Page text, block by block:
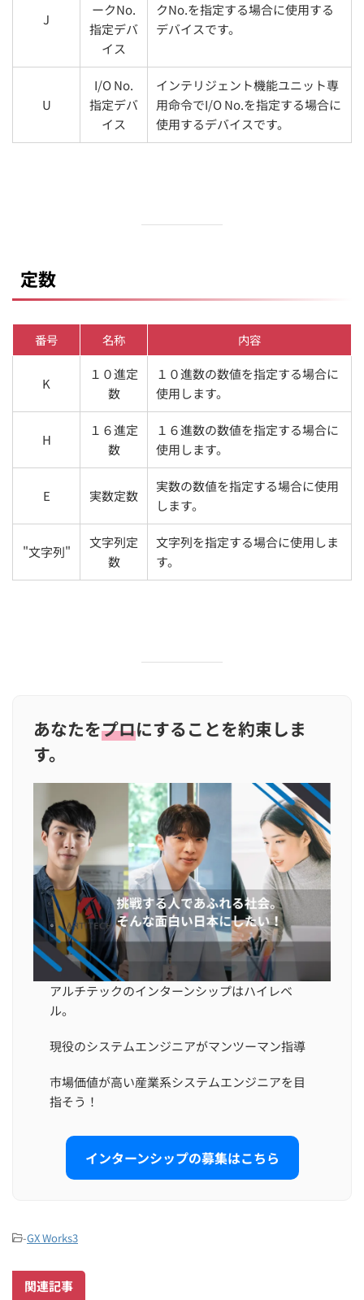
J
ークNo.
指定デバ
イス
クNo.を指定する場合に使用する
デバイスです。
U
I/O No.
指定デバ
イス
インテリジェント機能ユニット専
用命令でI/O No.を指定する場合に
使用するデバイスです。
定数
番号 名称 内容
K
１０進定
数
１０進数の数値を指定する場合に
使用します。
H
１６進定
数
１６進数の数値を指定する場合に
使用します。
E 実数定数
実数の数値を指定する場合に使用
します。
"文字列"
文字列定
数
文字列を指定する場合に使用しま
す。
あなたをプロにすることを約束しま
す。
アルチテックのインターンシップはハイレベ
ル。
現役のシステムエンジニアがマンツーマン指導
市場価値が高い産業系システムエンジニアを目
指そう！
インターンシップの募集はこちら
-GX Works3
関連記事